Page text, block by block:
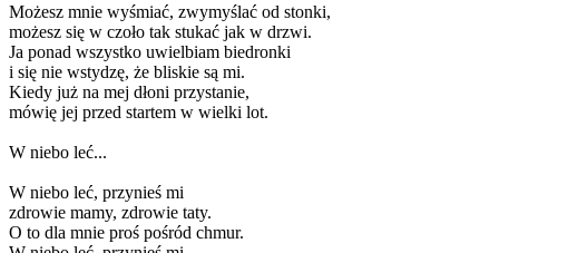
Możesz mnie wyśmiać, zwymyślać od stonki,
możesz się w czoło tak stukać jak w drzwi.
Ja ponad wszystko uwielbiam biedronki
i się nie wstydzę, że bliskie są mi.
Kiedy już na mej dłoni przystanie,
mówię jej przed startem w wielki lot.
W niebo leć...
W niebo leć, przynieś mi
zdrowie mamy, zdrowie taty.
O to dla mnie proś pośród chmur.